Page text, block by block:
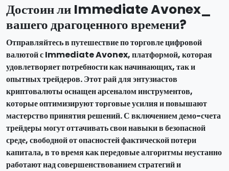
Достоин ли Immediate Avonex_
вашего драгоценного времени?
Отправляйтесь в путешествие по торговле цифровой
валютой с Immediate Avonex, платформой, которая
удовлетворяет потребности как начинающих, так и
опытных трейдеров. Этот рай для энтузиастов
криптовалюты оснащен арсеналом инструментов,
которые оптимизируют торговые усилия и повышают
мастерство принятия решений. С включением демо-счета
трейдеры могут оттачивать свои навыки в безопасной
среде, свободной от опасностей фактической потери
капитала, в то время как передовые алгоритмы неустанно
работают над совершенствованием стратегий и